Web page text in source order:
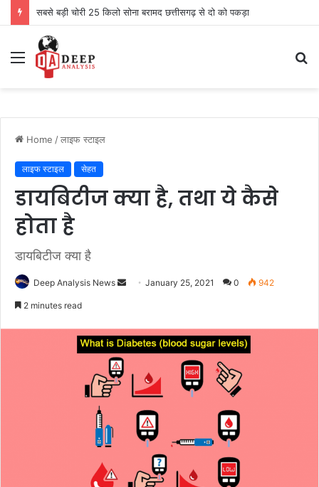
सबसे बड़ी चोरी 25 किलो सोना बरामद छत्तीसगढ़ से दो को पकड़ा
Menu
Home /लाइफ स्टाइल
लाइफ स्टाइल सेहत
डायबिटीज क्या है, तथा ये कैसे
होता है
डायबिटीज क्या है
Deep Analysis News
SendJanuary 25, 2021 0 942
2 minutes read